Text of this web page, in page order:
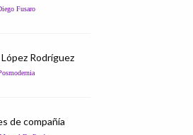
Fusaro
Rodríguez
de compañía